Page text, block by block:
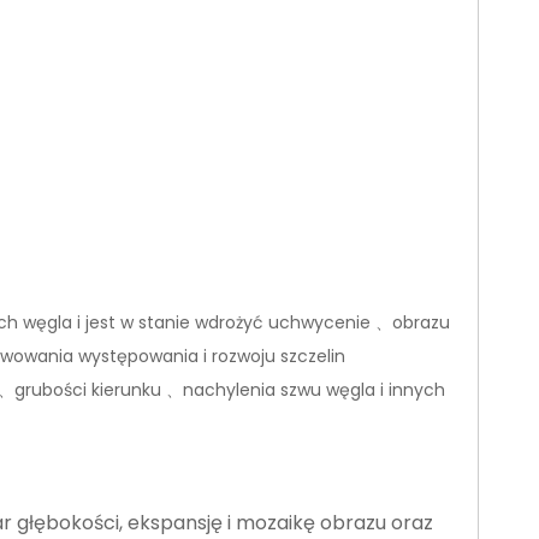
węgla i jest w stanie wdrożyć uchwycenie 、 obrazu
występowania i rozwoju szczelin
、 grubości kierunku 、 nachylenia szwu węgla i innych
ekspansję i mozaikę obrazu oraz